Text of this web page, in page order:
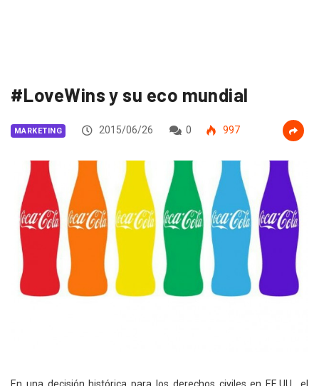
#LoveWins y su eco mundial
MARKETING 2015/06/26 0 997